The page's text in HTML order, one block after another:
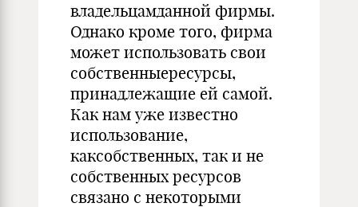
владельцамданной фирмы.
Однако кроме того, фирма
может использовать свои
собственныересурсы,
принадлежащие ей самой.
Как нам уже известно
использование,
каксобственных, так и не
собственных ресурсов
связано с некоторыми